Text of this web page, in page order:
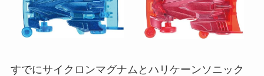
すでにサイクロンマグナムとハリケーンソニック